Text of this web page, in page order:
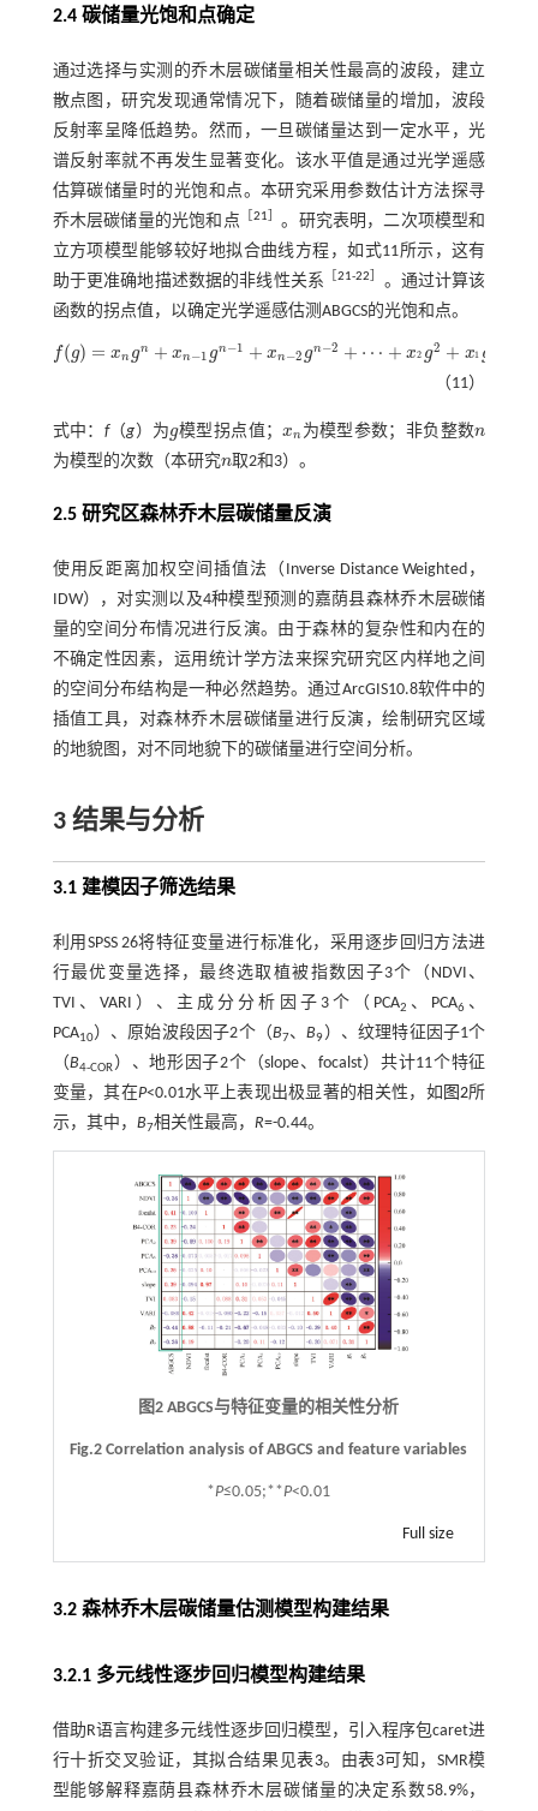
2.4 碳储量光饱和点确定
通过选择与实测的乔木层碳储量相关性最高的波段，建立
散点图，研究发现通常情况下，随着碳储量的增加，波段
反射率呈降低趋势。然而，一旦碳储量达到一定水平，光
谱反射率就不再发生显著变化。该水平值是通过光学遥感
估算碳储量时的光饱和点。本研究采用参数估计方法探寻
乔木层碳储量的光饱和点
21
。研究表明，二次项模型和
立方项模型能够较好地拟合曲线方程，如 式11所示，这有
助于更准确地描述数据的非线性关系
［21-22
。通过计算该
函数的拐点值，以确定光学遥感估测ABGCS的光饱和点。
f(g) = xn gn + xn−1 gn−1 + xn−2 gn−2 + ⋯ + x2 g2 + x1 g
f( g)=x ng n+xn gn -1+xn-2 + ⋯+x2g2 + n≠ 0)
（11）
式中： f（g）为g
g模型拐点值； xn
xn 为模型参数；非负整数n
n
为模型的次数（本研究n
n取2和3）。
2.5 研究区森林乔木层碳储量反演
使用反距离加权空间插值法（Inverse Distance Weighted，
IDW），对实测以及4种模型预测的嘉荫县森林乔木层碳储
量的空间分布情况进行反演。由于森林的复杂性和内在的
不确定性因素，运用统计学方法来探究研究区内样地之间
的空间分布结构是一种必然趋势。通过ArcGIS10.8软件中的
插值工具，对森林乔木层碳储量进行反演，绘制研究区域
的地貌图，对不同地貌下的碳储量进行空间分析。
3 结果与分析
3.1 建模因子筛选结果
利用SPSS 26将特征变量进行标准化，采用逐步回归方法进
行最优变量选择，最终选取植被指数因子3个（NDVI、
TVI、VARI）、主成分分析因子3个（PCA2 、PCA6 、
PCA10）、原始波段因子2个（B7、B9）、纹理特征因子1个
（B4-COR）、地形因子2个（slope、focalst）共计11个特征
变量，其在P<0.01水平上表现出极显著的相关性，如 图2所
示，其中， B7相关性最高， R=-0.44。
图2 ABGCS与特征变量的相关性分析
Fig.2 Correlation analysis of ABGCS and feature variables
*P≤0.05;**P<0.01
Full size
3.2 森林乔木层碳储量估测模型构建结果
3.2.1 多元线性逐步回归模型构建结果
借助R语言构建多元线性逐步回归模型，引入程序包caret进
行十折交叉验证，其拟合结果见表3。由表3可知，SMR模
型能够解释嘉荫县森林乔木层碳储量的决定系数58.9%，